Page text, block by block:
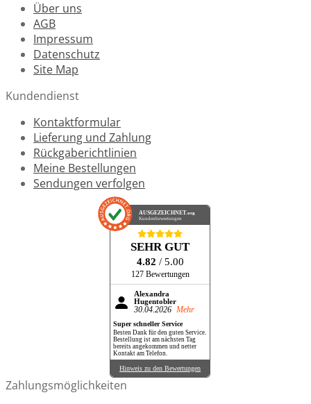
Über uns
AGB
Impressum
Datenschutz
Site Map
Kundendienst
Kontaktformular
Lieferung und Zahlung
Rückgaberichtlinien
Meine Bestellungen
Sendungen verfolgen
AUSGEZEICHNET .org
Kundenbewertungen
SEHR GUT
4.82 / 5.00
127 Bewertungen
Alexandra
Hugentobler
30.04.2026 Mehr
Super schneller Service
Besten Dank für den guten Service.
Bestellung ist am nächsten Tag
bereits angekommen und netter
Kontakt am Telefon.
Hinweis zu den Bewertungen
Zahlungsmöglichkeiten